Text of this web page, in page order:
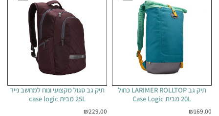
תיק גב LARIMER ROLLTOP כחול
20L מבית Case Logic
₪169.00
תיק גב סגול מקצועי ונוח למחשב נייד
25L מבית case logic
₪229.00